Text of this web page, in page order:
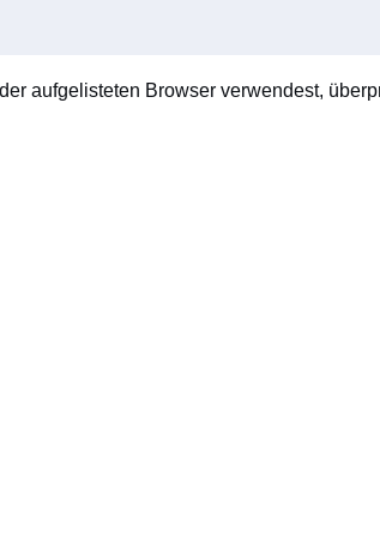
aufgelisteten Browser verwendest,